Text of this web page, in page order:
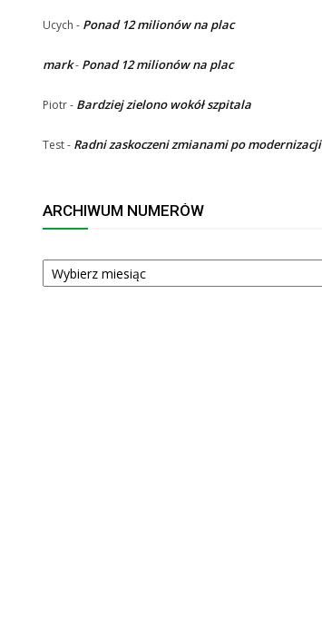
Ucych - Ponad 12 milionów na plac
mark- Ponad 12 milionów na plac
Piotr- Bardziej zielono wokół szpitala
Test- Radni zaskoczeni zmianami po modernizacji
ARCHIWUM NUMERÓW
ARCHIWUM
NUMERÓW